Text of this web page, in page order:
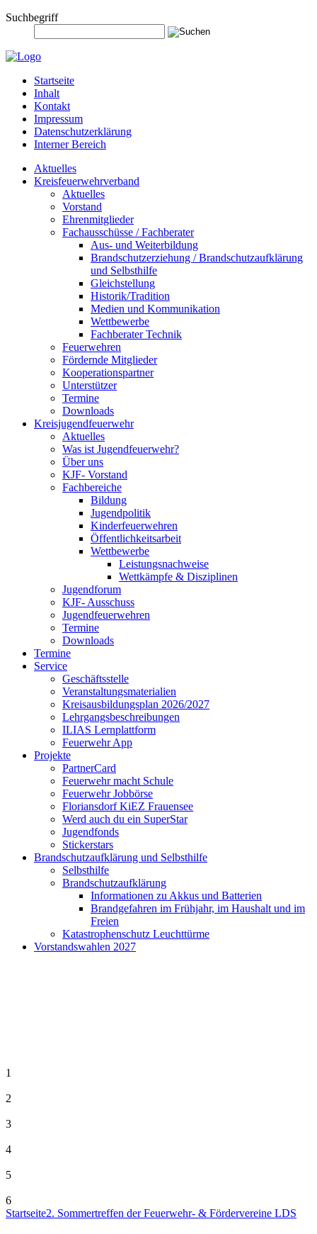
Suchbegriff
Startseite
Inhalt
Kontakt
Impressum
Datenschutzerklärung
Interner Bereich
Aktuelles
Kreisfeuerwehrverband
Aktuelles
Vorstand
Ehrenmitglieder
Fachausschüsse / Fachberater
Aus- und Weiterbildung
Brandschutzerziehung / Brandschutzaufklärung
und Selbsthilfe
Gleichstellung
Historik/Tradition
Medien und Kommunikation
Wettbewerbe
Fachberater Technik
Feuerwehren
Fördernde Mitglieder
Kooperationspartner
Unterstützer
Termine
Downloads
Kreisjugendfeuerwehr
Aktuelles
Was ist Jugendfeuerwehr?
Über uns
KJF- Vorstand
Fachbereiche
Bildung
Jugendpolitik
Kinderfeuerwehren
Öffentlichkeitsarbeit
Wettbewerbe
Leistungsnachweise
Wettkämpfe & Disziplinen
Jugendforum
KJF- Ausschuss
Jugendfeuerwehren
Termine
Downloads
Termine
Service
Geschäftsstelle
Veranstaltungsmaterialien
Kreisausbildungsplan 2026/2027
Lehrgangsbeschreibungen
ILIAS Lernplattform
Feuerwehr App
Projekte
PartnerCard
Feuerwehr macht Schule
Feuerwehr Jobbörse
Floriansdorf KiEZ Frauensee
Werd auch du ein SuperStar
Jugendfonds
Stickerstars
Brandschutzaufklärung und Selbsthilfe
Selbsthilfe
Brandschutzaufklärung
Informationen zu Akkus und Batterien
Brandgefahren im Frühjahr, im Haushalt und im
Freien
Katastrophenschutz Leuchttürme
Vorstandswahlen 2027
1
2
3
4
5
6
Startseite2. Sommertreffen der Feuerwehr- & Fördervereine LDS